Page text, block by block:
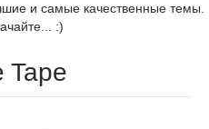
и самые качественные темы.
:)
Tape